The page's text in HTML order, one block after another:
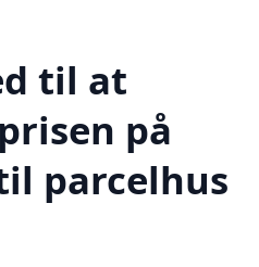
til at
på
parcelhus